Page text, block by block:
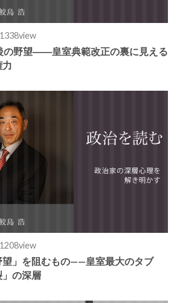
1338view
の野望――皇室典範改正の裏に見える
力
1208view
望」を阻むもの——皇室最大のタブ
」の深層